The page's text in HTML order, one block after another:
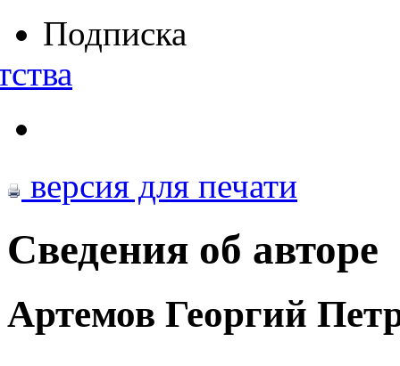
Подписка
версия для печати
Сведения об авторе
Артемов Георгий